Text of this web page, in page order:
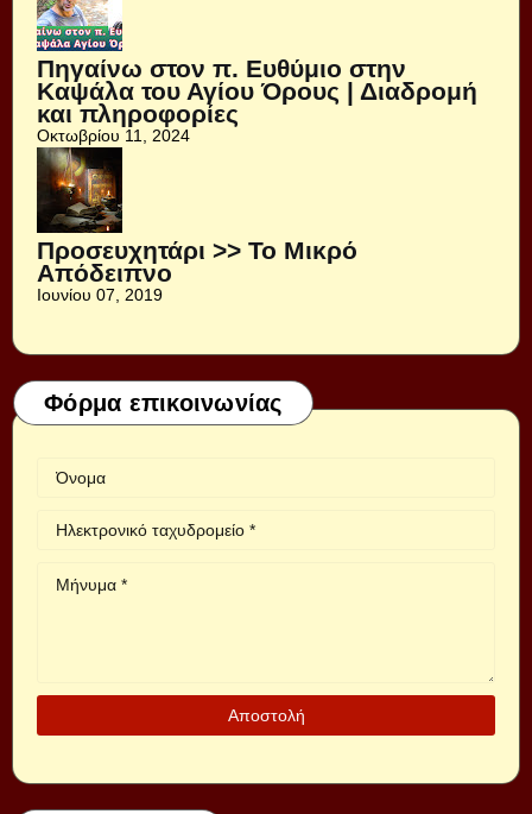
Πηγαίνω στον π. Ευθύμιο στην
Καψάλα του Αγίου Όρους | Διαδρομή
και πληροφορίες
Οκτωβρίου 11, 2024
Προσευχητάρι >> Το Μικρό
Απόδειπνο
Ιουνίου 07, 2019
Φόρμα επικοινωνίας